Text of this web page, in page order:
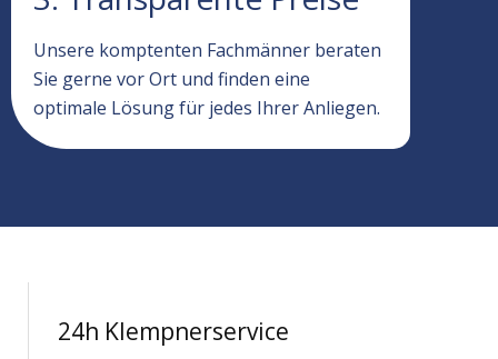
Unsere komptenten Fachmänner beraten
Sie gerne vor Ort und finden eine
optimale Lösung für jedes Ihrer Anliegen.
24h Klempnerservice